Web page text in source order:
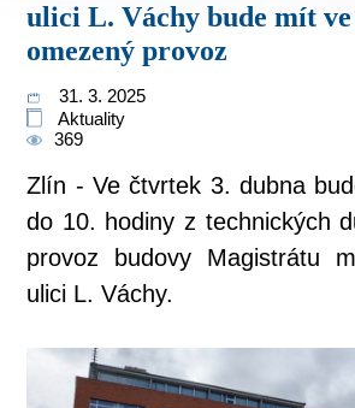
ulici L. Váchy bude mít
omezený provoz
31. 3. 2025
Aktuality
369
Zlín - Ve čtvrtek 3. dubna
do 10. hodiny z technických
provoz budovy Magistrátu
ulici L. Váchy.